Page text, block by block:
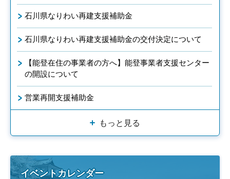
石川県なりわい再建支援補助金
石川県なりわい再建支援補助金の交付決定について
【能登在住の事業者の方へ】能登事業者支援センター
の開設について
営業再開支援補助金
もっと見る
イベントカレンダー